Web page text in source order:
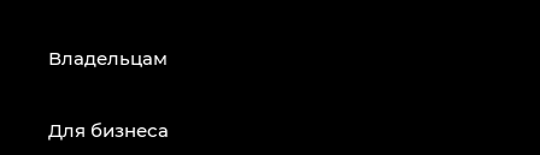
Владельцам
Для бизнеса